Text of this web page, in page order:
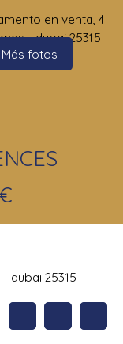
Más fotos
dubai 25315